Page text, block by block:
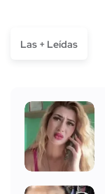
Las + Leídas